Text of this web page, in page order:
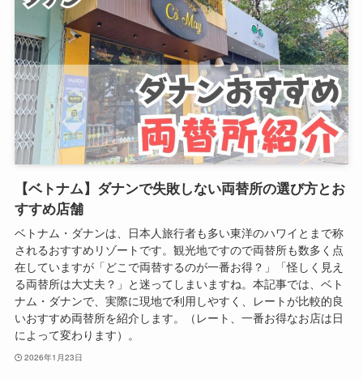
【ベトナム】ダナンで失敗しない両替所の選び方とお
すすめ店舗
ベトナム・ダナンは、日本人旅行者も多い東洋のハワイとまで称
されるおすすめリゾートです。観光地ですので両替所も数多く点
在していますが「どこで両替するのが一番お得？」「怪しく見え
る両替所は大丈夫？」と迷ってしまいますね。本記事では、ベト
ナム・ダナンで、実際に現地で利用しやすく、レートが比較的良
いおすすめ両替所を紹介します。（レート、一番お得なお店は日
によって変わります）。
2026年1月23日